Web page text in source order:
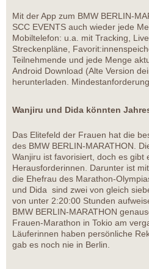
Mit der App zum BMW BERLIN-
SCC EVENTS auch wieder jede
Mobiltelefon: u.a. mit Tracking,
Streckenpläne,
Teilnehmende und jede Menge
Android Download (Alte Version
herunterladen.
Wanjiru und Dida könnten
Das Elitefeld der Frauen hat die
des BMW BERLIN-MARATHON.
Wanjiru ist favorisiert, doch es gibt
Herausforderinnen. Darunter ist
die Ehefrau des Marathon-
und Dida sind zwei von gleich
von unter 2:20:00 Stunden
BMW BERLIN-MARATHON
Frauen-Marathon in Tokio am
Läuferinnen haben persönliche
gab es noch nie in Berlin.